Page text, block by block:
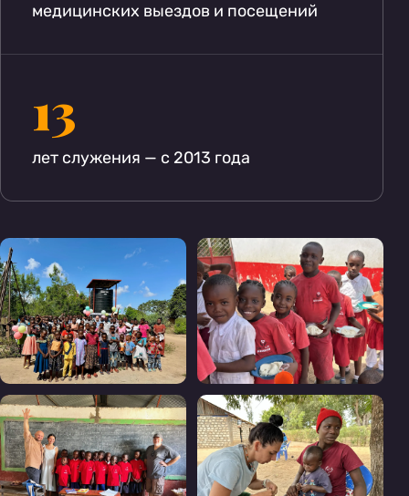
медицинских выездов и посещений
13
лет служения — с 2013 года